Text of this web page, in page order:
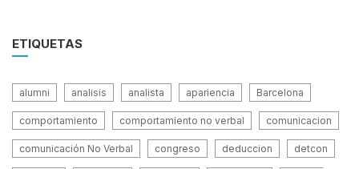
ETIQUETAS
alumni analisis analista apariencia Barcelona
comportamiento comportamiento no verbal comunicacion
comunicación No Verbal congreso deduccion detcon